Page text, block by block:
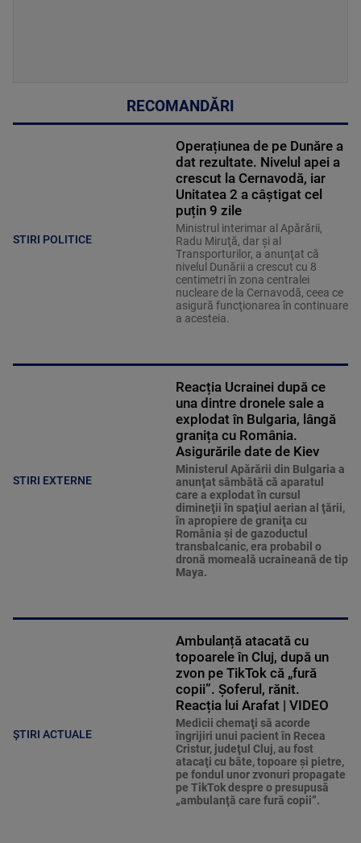
RECOMANDĂRI
STIRI POLITICE
Operațiunea de pe Dunăre a
dat rezultate. Nivelul apei a
crescut la Cernavodă, iar
Unitatea 2 a câștigat cel
puțin 9 zile
Ministrul interimar al Apărării,
Radu Miruţă, dar şi al
Transporturilor, a anunţat că
nivelul Dunării a crescut cu 8
centimetri în zona centralei
nucleare de la Cernavodă, ceea ce
asigură funcţionarea în continuare
a acesteia.
STIRI EXTERNE
Reacția Ucrainei după ce
una dintre dronele sale a
explodat în Bulgaria, lângă
granița cu România.
Asigurările date de Kiev
Ministerul Apărării din Bulgaria a
anunţat sâmbătă că aparatul
care a explodat în cursul
dimineţii în spaţiul aerian al ţării,
în apropiere de graniţa cu
România şi de gazoductul
transbalcanic, era probabil o
dronă momeală ucraineană de tip
Maya.
ȘTIRI ACTUALE
Ambulanță atacată cu
topoarele în Cluj, după un
zvon pe TikTok că „fură
copii”. Șoferul, rănit.
Reacția lui Arafat | VIDEO
Medicii chemaţi să acorde
îngrijiri unui pacient în Recea
Cristur, judeţul Cluj, au fost
atacaţi cu bâte, topoare şi pietre,
pe fondul unor zvonuri propagate
pe TikTok despre o presupusă
„ambulanţă care fură copii”.